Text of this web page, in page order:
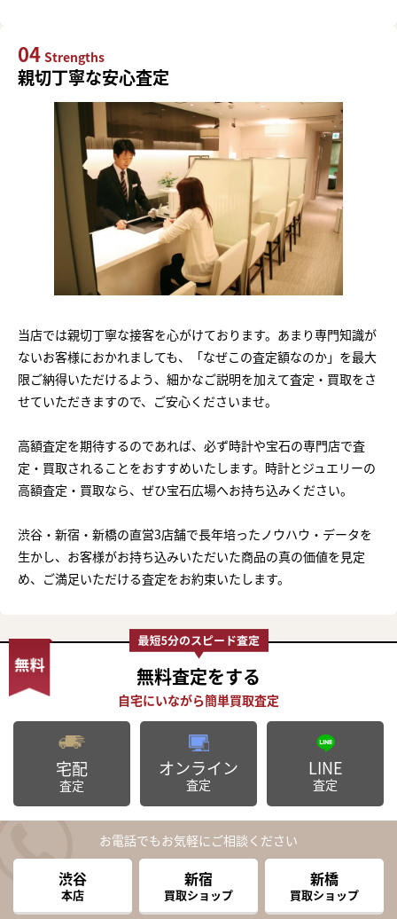
04 Strengths
親切丁寧な安心査定
当店では親切丁寧な接客を心がけております。あまり専門知識が
ないお客様におかれましても、「なぜこの査定額なのか」を最大
限ご納得いただけるよう、細かなご説明を加えて査定・買取をさ
せていただきますので、ご安心くださいませ。
高額査定を期待するのであれば、必ず時計や宝石の専門店で査
定・買取されることをおすすめいたします。時計とジュエリーの
高額査定・買取なら、ぜひ宝石広場へお持ち込みください。
渋谷・新宿・新橋の直営3店舗で長年培ったノウハウ・データを
生かし、お客様がお持ち込みいただいた商品の真の価値を見定
め、ご満足いただける査定をお約束いたします。
無料査定をする
宅配
査定
オンライン
査定
LINE
査定
お電話でもお気軽にご相談ください
渋谷
本店
新宿
買取ショップ
新橋
買取ショップ